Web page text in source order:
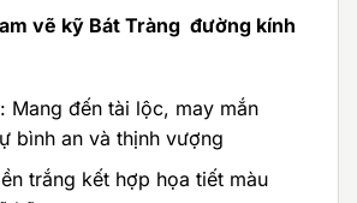
vẽ kỹ Bát Tràng đường kính
Mang đến tài lộc, may mắn
bình an và thịnh vượng
trắng kết hợp họa tiết màu